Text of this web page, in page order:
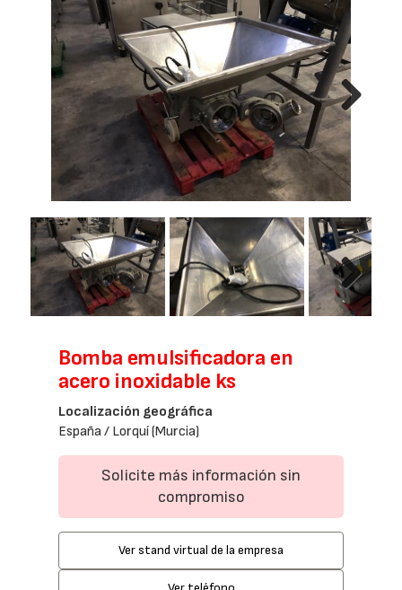
Next
Next
Bomba emulsificadora en
acero inoxidable ks
Localización geográfica
España / Lorquí (Murcia)
Solicite más información sin
compromiso
Ver stand virtual de la empresa